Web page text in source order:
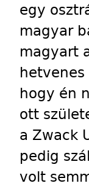
egy
magyar
magyart
hogy én
ott
a Zwack
pedig
volt